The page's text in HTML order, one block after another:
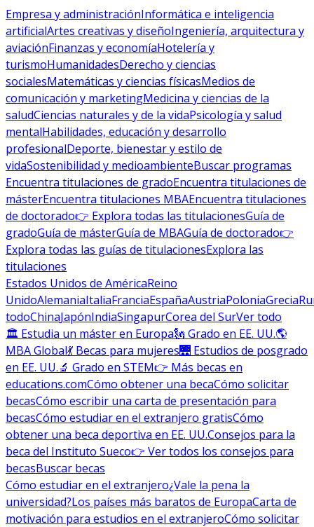
Empresa y administraciónInformática e inteligencia
artificialArtes creativas y diseñoIngeniería, arquitectura y
aviaciónFinanzas y economíaHotelería y
turismoHumanidadesDerecho y ciencias
socialesMatemáticas y ciencias físicasMedios de
comunicación y marketingMedicina y ciencias de la
saludCiencias naturales y de la vidaPsicología y salud
mentalHabilidades, educación y desarrollo
profesionalDeporte, bienestar y estilo de
vidaSostenibilidad y medioambienteBuscar programas
Encuentra titulaciones de gradoEncuentra titulaciones de
másterEncuentra titulaciones MBAEncuentra titulaciones
de doctorado👉 Explora todas las titulacionesGuía de
gradoGuía de másterGuía de MBAGuía de doctorado👉
Explora todas las guías de titulacionesExplora las
titulaciones
Estados Unidos de AméricaReino
UnidoAlemaniaItaliaFranciaEspañaAustriaPoloniaGrecia
todoChinaJapónIndiaSingapurCorea del SurVer todo
🏛 Estudia un máster en Europa🗽 Grado en EE. UU.🌎
MBA Global💃 Becas para mujeres🌉 Estudios de posgrado
en EE. UU.🔬 Grado en STEM👉 Más becas en
educations.comCómo obtener una becaCómo solicitar
becasCómo escribir una carta de presentación para
becasCómo estudiar en el extranjero gratisCómo
obtener una beca deportiva en EE. UU.Consejos para la
beca del Instituto Sueco👉 Ver todos los consejos para
becasBuscar becas
Cómo estudiar en el extranjero¿Vale la pena la
universidad?Los países más baratos de EuropaCarta de
motivación para estudios en el extranjeroCómo solicitar